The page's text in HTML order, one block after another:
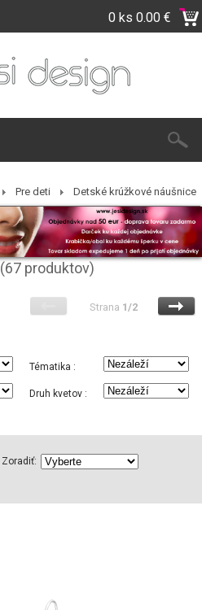
0 ks 0.00 €
Pre deti Detské krúžkové náušnice
(67 produktov)
Strana 1/2
Tématika :
Druh kvetov :
Zoradiť: